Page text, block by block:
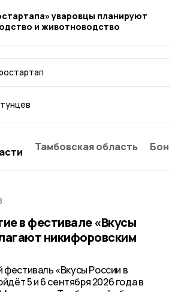
уваровцы планируют
и животноводство
Тамбовская область
в фестивале «Вкусы
никифоровским
фестиваль «Вкусы России в
5 и 6 сентября 2026 года в